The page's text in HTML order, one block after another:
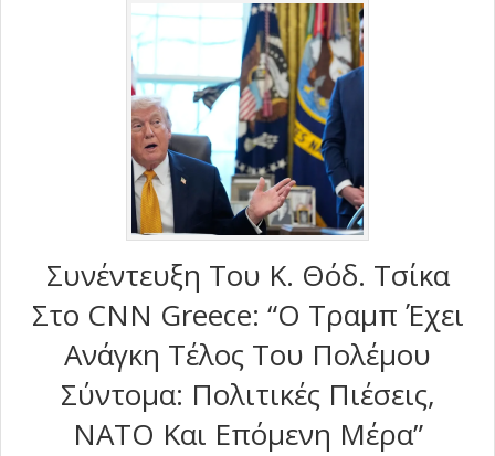
Συνέντευξη Του Κ. Θόδ. Τσίκα
Στο CNN Greece: “Ο Τραμπ Έχει
Ανάγκη Τέλος Του Πολέμου
Σύντομα: Πολιτικές Πιέσεις,
ΝΑΤΟ Και Επόμενη Μέρα”